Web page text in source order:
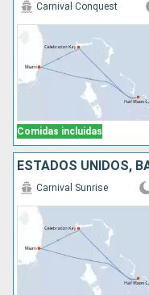
Comidas incluidas
Carnival Conquest
ESTADOS UNIDOS,
Carnival Sunrise